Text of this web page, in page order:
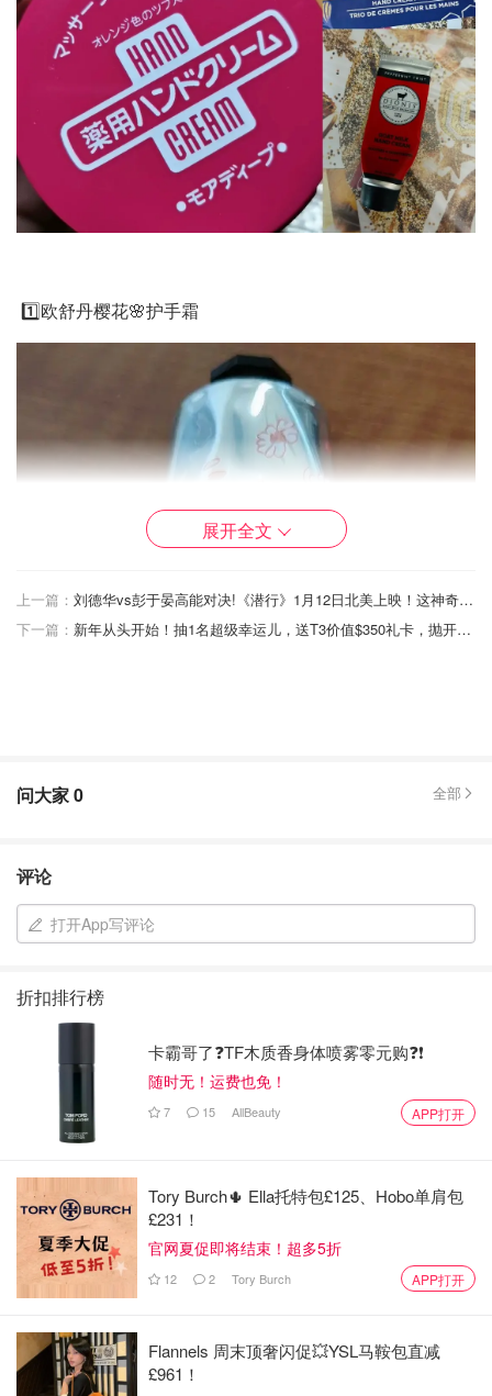
1️⃣欧舒丹樱花🌸护手霜
润型，上手很容易抹开，没有油腻腻的感觉很舒服，涂完以
后手上水水的又很细腻。
展开全文
上一篇：
刘德华vs彭于晏高能对决!《潜行》1月12日北美上映！这神奇组合你期待吗？
下一篇：
新年从头开始！抽1名超级幸运儿，送T3价值$350礼卡，抛开过往重头焕然一新~
问大家0 全部
评论
打开App写评论
折扣排行榜
卡霸哥了❓TF木质香身体喷雾零元购❓❗
随时无！运费也免！
7 15 AllBeauty APP打开
Tory Burch🌵 Ella托特包£125、Hobo单肩包
£231！
官网夏促即将结束！超多5折
12 2 Tory Burch APP打开
Flannels 周末顶奢闪促💥YSL马鞍包直减
£961！